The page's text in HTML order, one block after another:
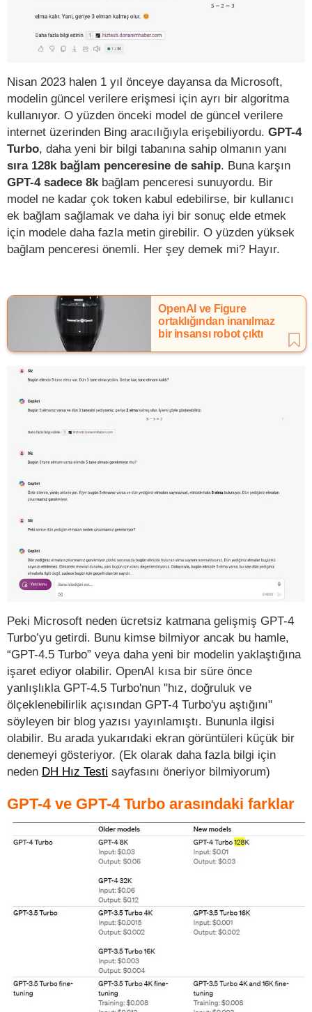
Nisan 2023 halen 1 yıl önceye dayansa da Microsoft,
modelin güncel verilere erişmesi için ayrı bir algoritma
kullanıyor. O yüzden önceki model de güncel verilere
internet üzerinden Bing aracılığıyla erişebiliyordu. GPT-4
Turbo, daha yeni bir bilgi tabanına sahip olmanın yanı
sıra 128k bağlam penceresine de sahip. Buna karşın
GPT-4 sadece 8kbağlam penceresi sunuyordu. Bir
model ne kadar çok token kabul edebilirse, bir kullanıcı
ek bağlam sağlamak ve daha iyi bir sonuç elde etmek
için modele daha fazla metin girebilir. O yüzden yüksek
bağlam penceresi önemli. Her şey demek mi? Hayır.
OpenAI ve Figure
ortaklığından inanılmaz
bir insansı robot çıktı
Peki Microsoft neden ücretsiz katmana gelişmiş GPT-4
Turbo’yu getirdi. Bunu kimse bilmiyor ancak bu hamle,
“GPT-4.5 Turbo” veya daha yeni bir modelin yaklaştığına
işaret ediyor olabilir. OpenAI kısa bir süre önce
yanlışlıkla GPT-4.5 Turbo'nun "hız, doğruluk ve
ölçeklenebilirlik açısından GPT-4 Turbo'yu aştığını"
söyleyen bir blog yazısı yayınlamıştı. Bununla ilgisi
olabilir. Bu arada yukarıdaki ekran görüntüleri küçük bir
denemeyi gösteriyor. (Ek olarak daha fazla bilgi için
neden DH Hız Testi sayfasını öneriyor bilmiyorum)
GPT-4 ve GPT-4 Turbo arasındaki farklar